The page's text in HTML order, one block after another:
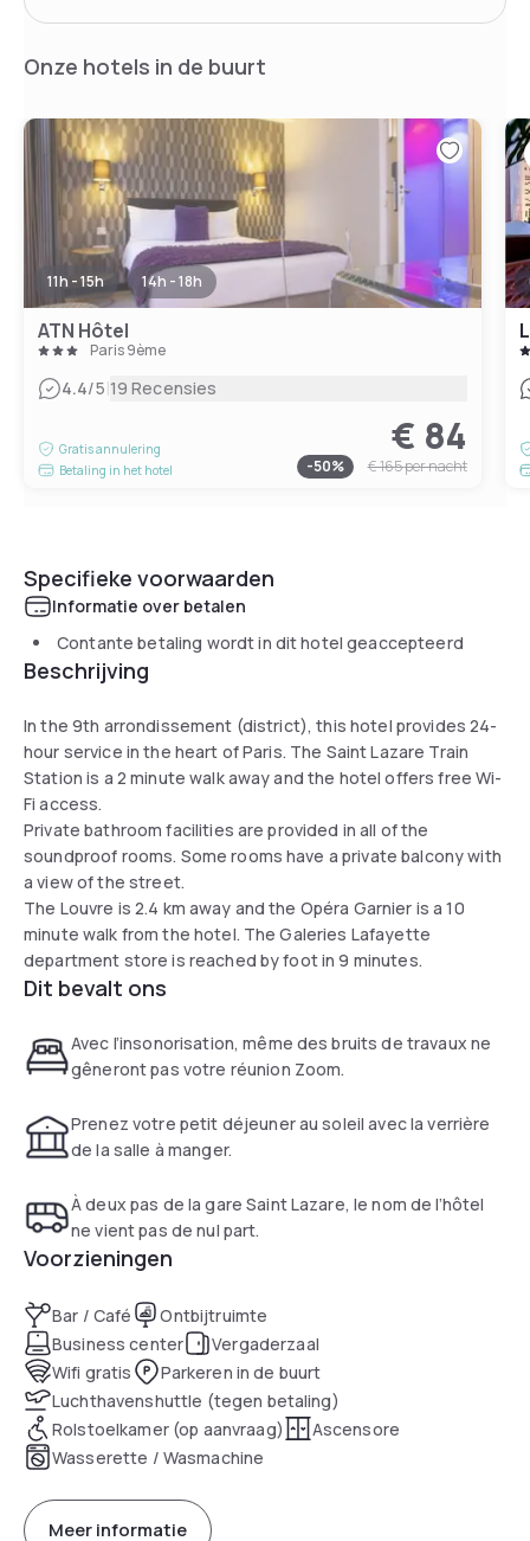
Onze hotels in de buurt
11h - 15h 14h - 18h
ATN Hôtel
Paris 9ème
4.4/5|19 Recensies
Gratis annulering
Betaling in het hotel
€ 84
-50% € 165per nacht
Specifieke voorwaarden
Informatie over betalen
Contante betaling wordt in dit hotel geaccepteerd
Beschrijving
In the 9th arrondissement (district), this hotel provides 24-
hour service in the heart of Paris. The Saint Lazare Train
Station is a 2 minute walk away and the hotel offers free Wi-
Fi access.
Private bathroom facilities are provided in all of the
soundproof rooms. Some rooms have a private balcony with
a view of the street.
The Louvre is 2.4 km away and the Opéra Garnier is a 10
minute walk from the hotel. The Galeries Lafayette
department store is reached by foot in 9 minutes.
Dit bevalt ons
Avec l’insonorisation, même des bruits de travaux ne
gêneront pas votre réunion Zoom.
Prenez votre petit déjeuner au soleil avec la verrière
de la salle à manger.
À deux pas de la gare Saint Lazare, le nom de l’hôtel
ne vient pas de nul part.
Voorzieningen
Bar / Café
Ontbijtruimte
Business center
Vergaderzaal
Wifi gratis
Parkeren in de buurt
Luchthavenshuttle (tegen betaling)
Rolstoelkamer (op aanvraag)
Ascensore
Wasserette / Wasmachine
Meer informatie